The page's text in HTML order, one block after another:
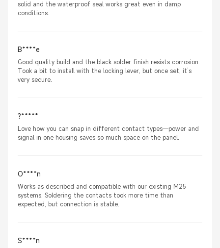
solid and the waterproof seal works great even in damp
conditions.
B****e
Good quality build and the black solder finish resists corrosion.
Took a bit to install with the locking lever, but once set, it’s
very secure.
?*****
Love how you can snap in different contact types—power and
signal in one housing saves so much space on the panel.
O****n
Works as described and compatible with our existing M25
systems. Soldering the contacts took more time than
expected, but connection is stable.
S****n